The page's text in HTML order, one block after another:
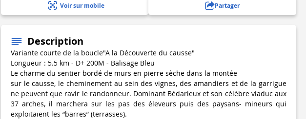
Voir sur mobile Partager
Description
Variante courte de la boucle"A la Découverte du causse"
Longueur : 5.5 km - D+ 200M - Balisage Bleu
Le charme du sentier bordé de murs en pierre sèche dans la montée
sur le causse, le cheminement au sein des vignes, des amandiers et de la garrigue
ne peuvent que ravir le randonneur. Dominant Bédarieux et son célèbre viaduc aux
37 arches, il marchera sur les pas des éleveurs puis des paysans- mineurs qui
exploitaient les “barres” (terrasses).